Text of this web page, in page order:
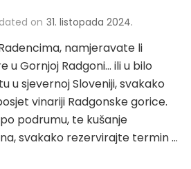
on 31. listopada 2024.
namjeravate li
u Gornjoj Radgoni… ili u bilo
u sjevernoj Sloveniji, svakako
vinariji Radgonske gorice.
podrumu, te kušanje
svakako rezervirajte termin …